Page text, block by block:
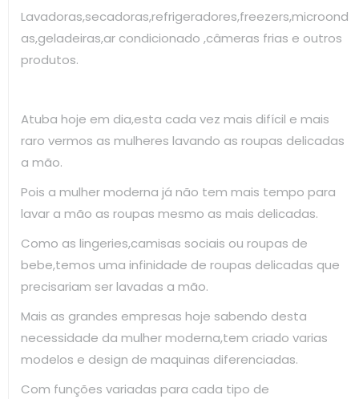
Lavadoras,secadoras,refrigeradores,freezers,microond
as,geladeiras,ar condicionado ,câmeras frias e outros
produtos.
Atuba hoje em dia,esta cada vez mais difícil e mais
raro vermos as mulheres lavando as roupas delicadas
a mão.
Pois a mulher moderna já não tem mais tempo para
lavar a mão as roupas mesmo as mais delicadas.
Como as lingeries,camisas sociais ou roupas de
bebe,temos uma infinidade de roupas delicadas que
precisariam ser lavadas a mão.
Mais as grandes empresas hoje sabendo desta
necessidade da mulher moderna,tem criado varias
modelos e design de maquinas diferenciadas.
Com funções variadas para cada tipo de